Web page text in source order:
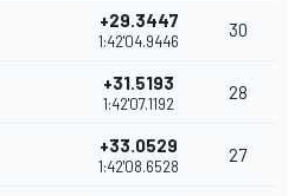
+29.3447
1:42'04.9446
30
+31.5193
1:42'07.1192
28
+33.0529
1:42'08.6528
27